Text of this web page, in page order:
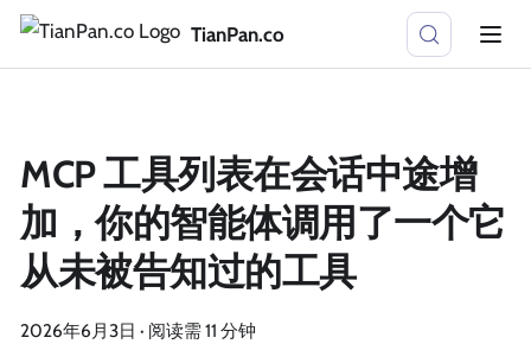
TianPan.co
MCP 工具列表在会话中途增
加，你的智能体调用了一个它
从未被告知过的工具
2026年6月3日 · 阅读需 11 分钟